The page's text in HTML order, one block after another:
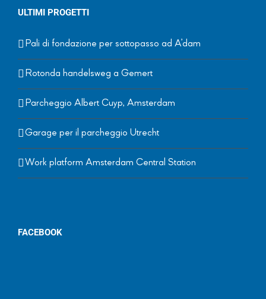
ULTIMI PROGETTI
Pali di fondazione per sottopasso ad A’dam
Rotonda handelsweg a Gemert
Parcheggio Albert Cuyp, Amsterdam
Garage per il parcheggio Utrecht
Work platform Amsterdam Central Station
FACEBOOK